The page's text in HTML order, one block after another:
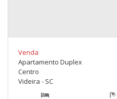
Venda
Apartamento Duplex
Centro
Videira - SC